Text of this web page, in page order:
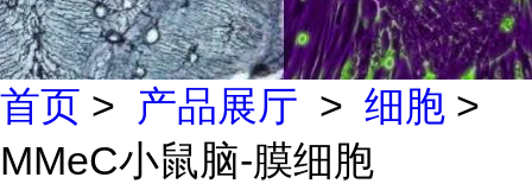
首页 > 产品展厅 > 细胞 >
MMeC小鼠脑-膜细胞